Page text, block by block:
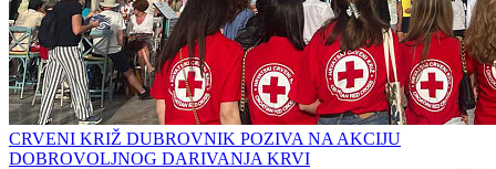
CRVENI KRIŽ DUBROVNIK POZIVA NA AKCIJU
DOBROVOLJNOG DARIVANJA KRVI